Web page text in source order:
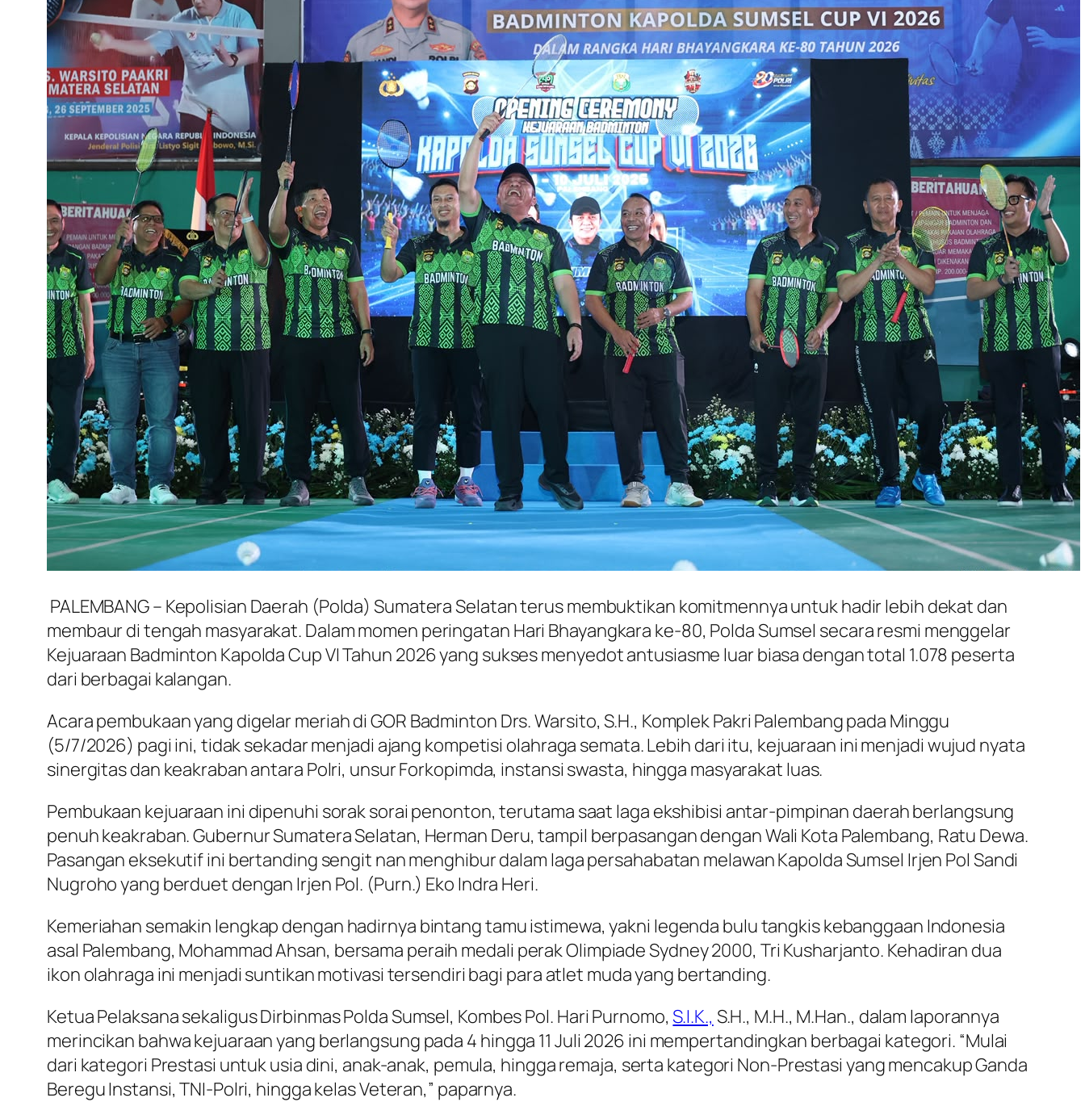
​PALEMBANG – Kepolisian Daerah (Polda) Sumatera Selatan terus membuktikan komitmennya untuk hadir lebih dekat dan
membaur di tengah masyarakat. Dalam momen peringatan Hari Bhayangkara ke-80, Polda Sumsel secara resmi menggelar
Kejuaraan Badminton Kapolda Cup VI Tahun 2026 yang sukses menyedot antusiasme luar biasa dengan total 1.078 peserta
dari berbagai kalangan.
​Acara pembukaan yang digelar meriah di GOR Badminton Drs. Warsito, S.H., Komplek Pakri Palembang pada Minggu
(5/7/2026) pagi ini, tidak sekadar menjadi ajang kompetisi olahraga semata. Lebih dari itu, kejuaraan ini menjadi wujud nyata
sinergitas dan keakraban antara Polri, unsur Forkopimda, instansi swasta, hingga masyarakat luas.
​Pembukaan kejuaraan ini dipenuhi sorak sorai penonton, terutama saat laga ekshibisi antar-pimpinan daerah berlangsung
penuh keakraban. Gubernur Sumatera Selatan, Herman Deru, tampil berpasangan dengan Wali Kota Palembang, Ratu Dewa.
Pasangan eksekutif ini bertanding sengit nan menghibur dalam laga persahabatan melawan Kapolda Sumsel Irjen Pol Sandi
Nugroho yang berduet dengan Irjen Pol. (Purn.) Eko Indra Heri.
​Kemeriahan semakin lengkap dengan hadirnya bintang tamu istimewa, yakni legenda bulu tangkis kebanggaan Indonesia
asal Palembang, Mohammad Ahsan, bersama peraih medali perak Olimpiade Sydney 2000, Tri Kusharjanto. Kehadiran dua
ikon olahraga ini menjadi suntikan motivasi tersendiri bagi para atlet muda yang bertanding.
​Ketua Pelaksana sekaligus Dirbinmas Polda Sumsel, Kombes Pol. Hari Purnomo,S.I.K., S.H., M.H., M.Han., dalam laporannya
merincikan bahwa kejuaraan yang berlangsung pada 4 hingga 11 Juli 2026 ini mempertandingkan berbagai kategori. “Mulai
dari kategori Prestasi untuk usia dini, anak-anak, pemula, hingga remaja, serta kategori Non-Prestasi yang mencakup Ganda
Beregu Instansi, TNI-Polri, hingga kelas Veteran,” paparnya.